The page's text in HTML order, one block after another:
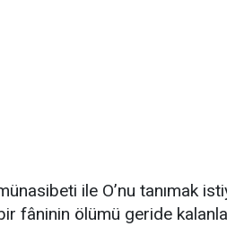
ile O’nu tanımak
fâninin ölümü geride